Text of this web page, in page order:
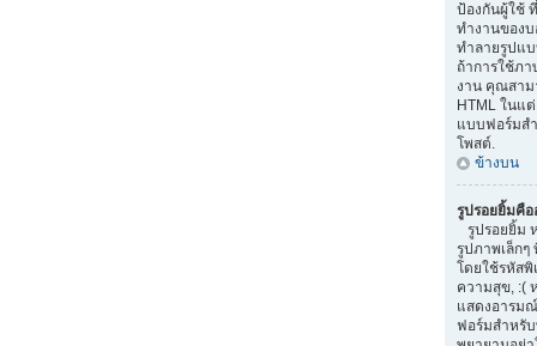
ป้องกันผู้ใช้
ทำงานของ
ทำลายรูปแ
ถ้าการใช้ภา
งาน คุณสาม
HTML ในแ
แบบฟอร์มส
โพสต์.
ข้างบน
รูปรอยยิ้มคือ
รูปรอยยิ้ม
รูปภาพเล็ก
โดยใช้รหัสพิ
ความสุข, :(
แสดงอารม
ฟอร์มสำหรั